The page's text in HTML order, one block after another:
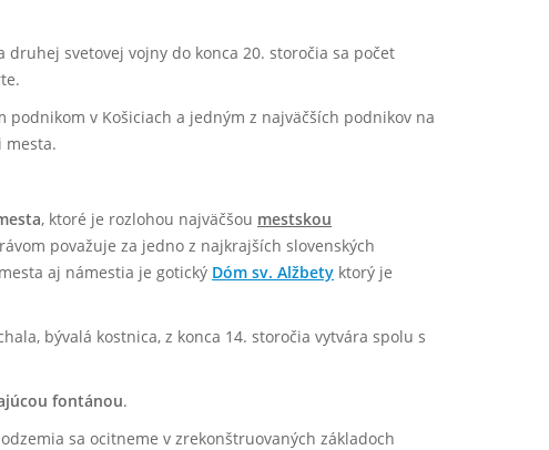
svetovej vojny do konca 20. storočia sa počet
v Košiciach a jedným z najväčších podnikov na
mesta.
, ktoré je rozlohou najväčšou mestskou
považuje za jedno z najkrajších slovenských
aj námestia je gotický Dóm sv. Alžbety ktorý je
bývalá kostnica, z konca 14. storočia vytvára spolu s
fontánou.
sa ocitneme v zrekonštruovaných základoch